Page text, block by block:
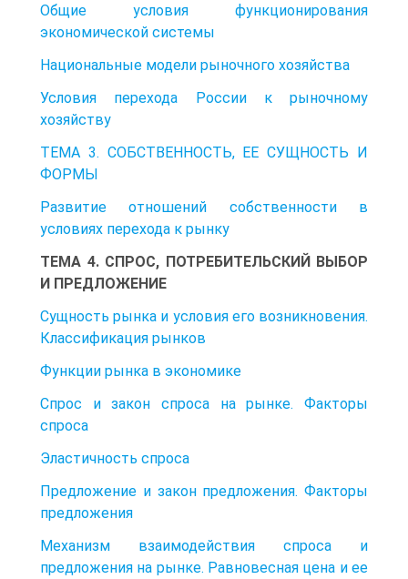
Общие условия функционирования
экономической системы
Национальные модели рыночного хозяйства
Условия перехода России к рыночному
хозяйству
ТЕМА 3. СОБСТВЕННОСТЬ, ЕЕ СУЩНОСТЬ И
ФОРМЫ
Развитие отношений собственности в
условиях перехода к рынку
ТЕМА 4. СПРОС, ПОТРЕБИТЕЛЬСКИЙ ВЫБОР
И ПРЕДЛОЖЕНИЕ
Сущность рынка и условия его возникновения.
Классификация рынков
Функции рынка в экономике
Спрос и закон спроса на рынке. Факторы
спроса
Эластичность спроса
Предложение и закон предложения. Факторы
предложения
Механизм взаимодействия спроса и
предложения на рынке. Равновесная цена и ее